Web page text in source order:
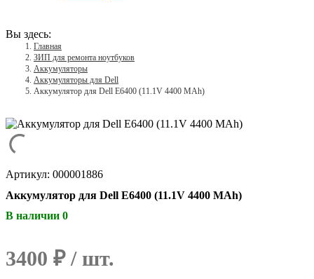
Вы здесь:
Главная
ЗИП для ремонта ноутбуков
Аккумуляторы
Аккумуляторы для Dell
Аккумулятор для Dell E6400 (11.1V 4400 MAh)
Артикул: 000001886
Аккумулятор для Dell E6400 (11.1V 4400 MAh)
В наличии 0
3400 ₽